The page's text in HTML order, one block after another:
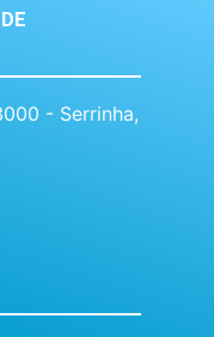
- Serrinha,